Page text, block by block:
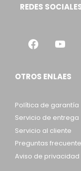
REDES
OTROS ENLAES
Política de garantía
Servicio de entrega
Servicio al cliente
Preguntas
Aviso de privacidad